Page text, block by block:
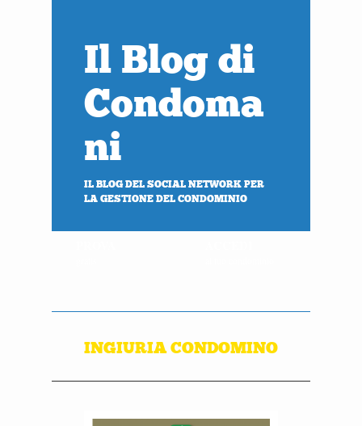
Il Blog di
Condoma
ni
IL BLOG DEL SOCIAL NETWORK PER
LA GESTIONE DEL CONDOMINIO
INGIURIA CONDOMINO